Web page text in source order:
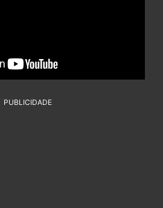
PUBLICIDADE